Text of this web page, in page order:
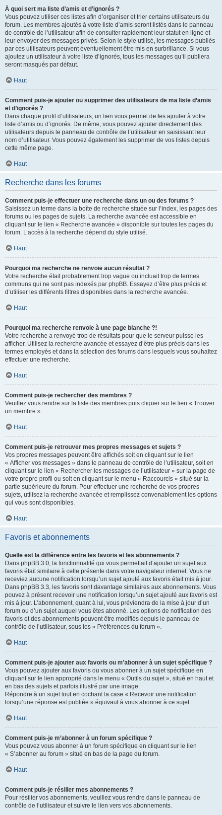
À quoi sert ma liste d’amis et d’ignorés ?
Vous pouvez utiliser ces listes afin d’organiser et trier certains utilisateurs du
forum. Les membres ajoutés à votre liste d’amis seront listés dans le panneau
de contrôle de l’utilisateur afin de consulter rapidement leur statut en ligne et
leur envoyer des messages privés. Selon le style utilisé, les messages publiés
par ces utilisateurs peuvent éventuellement être mis en surbrillance. Si vous
ajoutez un utilisateur à votre liste d’ignorés, tous les messages qu’il publiera
seront masqués par défaut.
Haut
Comment puis-je ajouter ou supprimer des utilisateurs de ma liste d’amis
et d’ignorés ?
Dans chaque profil d’utilisateurs, un lien vous permet de les ajouter à votre
liste d’amis ou d’ignorés. De même, vous pouvez ajouter directement des
utilisateurs depuis le panneau de contrôle de l’utilisateur en saisissant leur
nom d’utilisateur. Vous pouvez également les supprimer de vos listes depuis
cette même page.
Haut
Recherche dans les forums
Comment puis-je effectuer une recherche dans un ou des forums ?
Saisissez un terme dans la boîte de recherche située sur l’index, les pages des
forums ou les pages de sujets. La recherche avancée est accessible en
cliquant sur le lien « Recherche avancée » disponible sur toutes les pages du
forum. L’accès à la recherche dépend du style utilisé.
Haut
Pourquoi ma recherche ne renvoie aucun résultat ?
Votre recherche était probablement trop vague ou incluait trop de termes
communs qui ne sont pas indexés par phpBB. Essayez d’être plus précis et
d’utiliser les différents filtres disponibles dans la recherche avancée.
Haut
Pourquoi ma recherche renvoie à une page blanche ?!
Votre recherche a renvoyé trop de résultats pour que le serveur puisse les
afficher. Utilisez la recherche avancée et essayez d’être plus précis dans les
termes employés et dans la sélection des forums dans lesquels vous souhaitez
effectuer une recherche.
Haut
Comment puis-je rechercher des membres ?
Veuillez vous rendre sur la liste des membres puis cliquer sur le lien « Trouver
un membre ».
Haut
Comment puis-je retrouver mes propres messages et sujets ?
Vos propres messages peuvent être affichés soit en cliquant sur le lien
« Afficher vos messages » dans le panneau de contrôle de l’utilisateur, soit en
cliquant sur le lien « Rechercher les messages de l’utilisateur » sur la page de
votre propre profil ou soit en cliquant sur le menu « Raccourcis » situé sur la
partie supérieure du forum. Pour effectuer une recherche de vos propres
sujets, utilisez la recherche avancée et remplissez convenablement les options
qui vous sont disponibles.
Haut
Favoris et abonnements
Quelle est la différence entre les favoris et les abonnements ?
Dans phpBB 3.0, la fonctionnalité qui vous permettait d’ajouter un sujet aux
favoris était similaire à celle présente dans votre navigateur internet. Vous ne
receviez aucune notification lorsqu’un sujet ajouté aux favoris était mis à jour.
Dans phpBB 3.3, les favoris sont davantage similaires aux abonnements. Vous
pouvez à présent recevoir une notification lorsqu’un sujet ajouté aux favoris est
mis à jour. L’abonnement, quant à lui, vous préviendra de la mise à jour d’un
forum ou d’un sujet auquel vous êtes abonné. Les options de notification des
favoris et des abonnements peuvent être modifiés depuis le panneau de
contrôle de l’utilisateur, sous les « Préférences du forum ».
Haut
Comment puis-je ajouter aux favoris ou m’abonner à un sujet spécifique ?
Vous pouvez ajouter aux favoris ou vous abonner à un sujet spécifique en
cliquant sur le lien approprié dans le menu « Outils du sujet », situé en haut et
en bas des sujets et parfois illustré par une image.
Répondre à un sujet tout en cochant la case « Recevoir une notification
lorsqu’une réponse est publiée » équivaut à vous abonner à ce sujet.
Haut
Comment puis-je m’abonner à un forum spécifique ?
Vous pouvez vous abonner à un forum spécifique en cliquant sur le lien
« S’abonner au forum » situé en bas de la page du forum.
Haut
Comment puis-je résilier mes abonnements ?
Pour résilier vos abonnements, veuillez vous rendre dans le panneau de
contrôle de l’utilisateur et suivre le lien vers vos abonnements.